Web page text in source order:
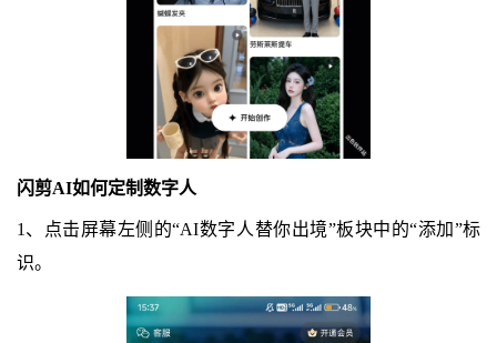
闪剪AI如何定制数字人
1、点击屏幕左侧的“AI数字人替你出境”板块中的“添加”标
识。